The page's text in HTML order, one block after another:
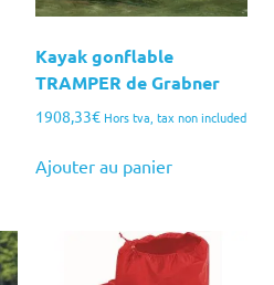
Kayak gonflable
TRAMPER de Grabner
1908,33€ Hors tva, tax non included
Ajouter au panier